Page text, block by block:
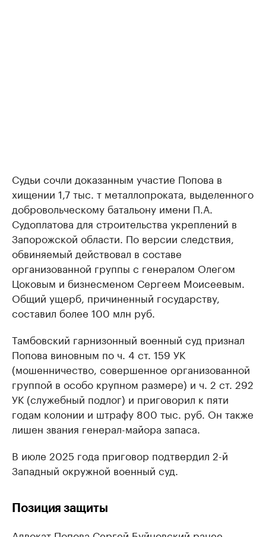
Судьи сочли доказанным участие Попова в
хищении 1,7 тыс. т металлопроката, выделенного
добровольческому батальону имени П.А.
Судоплатова для строительства укреплений в
Запорожской области. По версии следствия,
обвиняемый действовал в составе
организованной группы с генералом Олегом
Цоковым и бизнесменом Сергеем Моисеевым.
Общий ущерб, причиненный государству,
составил более 100 млн руб.
Тамбовский гарнизонный военный суд признал
Попова виновным по ч. 4 ст. 159 УК
(мошенничество, совершенное организованной
группой в особо крупном размере) и ч. 2 ст. 292
УК (служебный подлог) и приговорил к пяти
годам колонии и штрафу 800 тыс. руб. Он также
лишен звания генерал-майора запаса.
В июле 2025 года приговор подтвердил 2-й
Западный окружной военный суд.
Позиция защиты